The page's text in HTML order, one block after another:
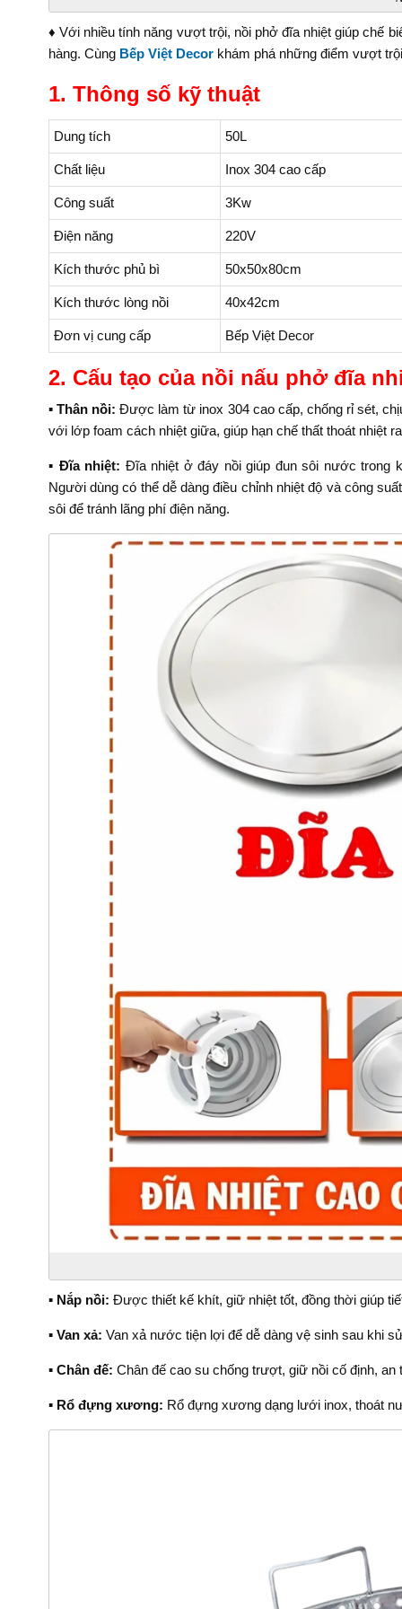
♦ Với nhiều tính năng vượt trội, nồi phở đĩa nhiệt giúp chế
hàng. Cùng Bếp Việt Decorkhám phá những điểm vượt
1. Thông số kỹ thuật
Dung tích 50L
Chất liệu Inox 304 cao cấp
Công suất 3Kw
Điện năng 220V
Kích thước phủ bì 50x50x80cm
Kích thước lòng nồi 40x42cm
Đơn vị cung cấp Bếp Việt Decor
2. Cấu tạo của nồi nấu phở đĩa
▪️ Thân nồi: Được làm từ inox 304 cao cấp, chống rỉ sét,
với lớp foam cách nhiệt giữa, giúp hạn chế thất thoát nhiệt
▪️ Đĩa nhiệt: Đĩa nhiệt ở đáy nồi giúp đun sôi nước trong
Người dùng có thể dễ dàng điều chỉnh nhiệt độ và công
sôi để tránh lãng phí điện năng.
▪️ Nắp nồi: Được thiết kế khít, giữ nhiệt tốt, đồng thời giúp
▪️ Van xả: Van xả nước tiện lợi để dễ dàng vệ sinh sau khi
▪️ Chân đế: Chân đế cao su chống trượt, giữ nồi cố định, an
▪️ Rổ đựng xương: Rổ đựng xương dạng lưới inox, thoát